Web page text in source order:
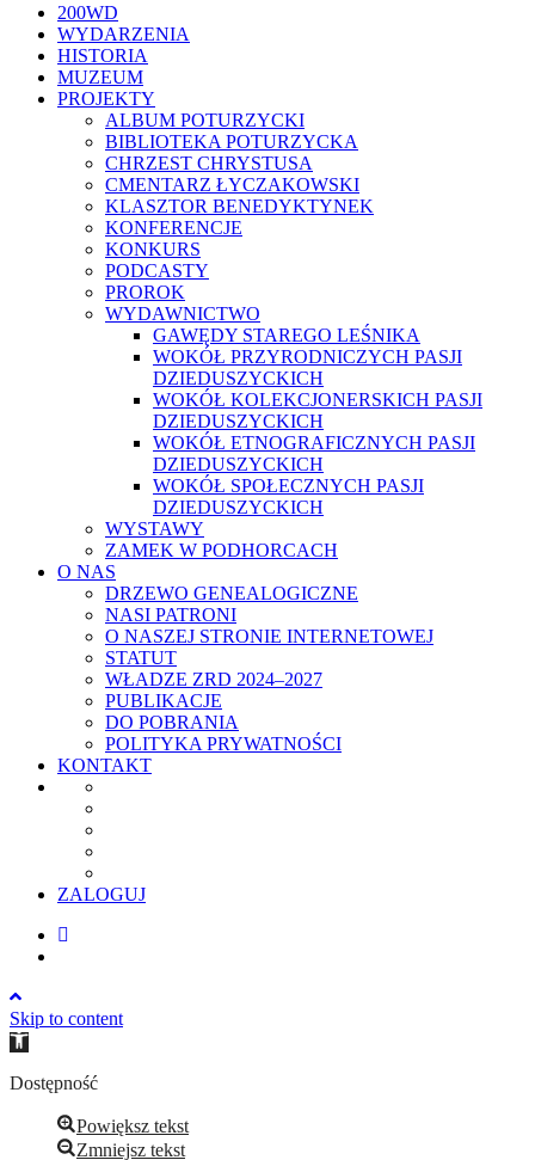
Close
Menu
200WD
WYDARZENIA
HISTORIA
MUZEUM
PROJEKTY
ALBUM POTURZYCKI
BIBLIOTEKA POTURZYCKA
CHRZEST CHRYSTUSA
CMENTARZ ŁYCZAKOWSKI
KLASZTOR BENEDYKTYNEK
KONFERENCJE
KONKURS
PODCASTY
PROROK
WYDAWNICTWO
GAWĘDY STAREGO LEŚNIKA
WOKÓŁ PRZYRODNICZYCH PASJI
DZIEDUSZYCKICH
WOKÓŁ KOLEKCJONERSKICH PASJI
DZIEDUSZYCKICH
WOKÓŁ ETNOGRAFICZNYCH PASJI
DZIEDUSZYCKICH
WOKÓŁ SPOŁECZNYCH PASJI
DZIEDUSZYCKICH
WYSTAWY
ZAMEK W PODHORCACH
O NAS
DRZEWO GENEALOGICZNE
NASI PATRONI
O NASZEJ STRONIE INTERNETOWEJ
STATUT
WŁADZE ZRD 2024–2027
PUBLIKACJE
DO POBRANIA
POLITYKA PRYWATNOŚCI
KONTAKT
ZALOGUJ
Skip to content
Open
Dostępność
Powiększ tekst
Zmniejsz tekst